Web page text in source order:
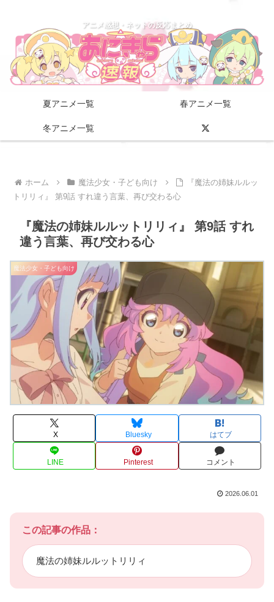
アニメ感想・ネットの反応まとめ
夏アニメ一覧 春アニメ一覧
冬アニメ一覧
ホーム 魔法少女・子ども向け
『魔法の姉妹ルルッ
トリリィ』 第9話 すれ違う言葉、再び交わる心
『魔法の姉妹ルルットリリィ』 第9話 すれ
違う言葉、再び交わる心
魔法少女・子ども向け
X Bluesky はてブ
LINE Pinterest コメント
2026.06.01
この記事の作品：
魔法の姉妹ルルットリリィ